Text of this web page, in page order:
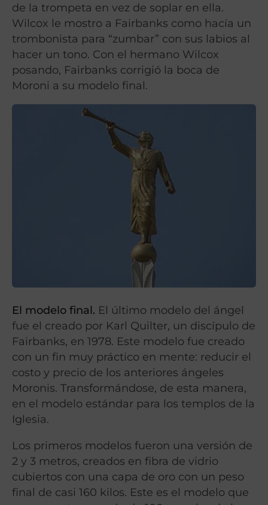
de la trompeta en vez de soplar en ella.
Wilcox le mostro a Fairbanks como hacía un
trombonista para “zumbar” con sus labios al
hacer un tono. Con el hermano Wilcox
posando, Fairbanks corrigió la boca de
Moroni a su modelo final.
El modelo final. El último modelo del ángel
fue el creado por Karl Quilter, un discípulo de
Fairbanks, en 1978. Este modelo fue creado
con un fin muy práctico en mente: reducir el
costo y precio de los anteriores ángeles
Moronis. Transformándose, de esta manera,
en el modelo estándar para los templos de la
Iglesia.
Los primeros modelos fueron una versión de
2 y 3 metros, creados en fibra de vidrio
cubiertos con una capa de oro con un peso
final de casi 160 kilos. Este es el modelo que